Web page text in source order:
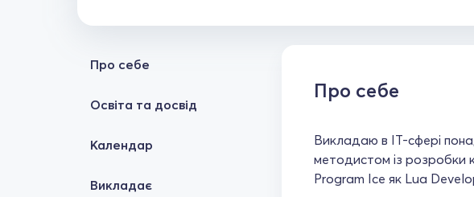
Про себе
Освіта та досвід
Календар
Викладає
Про себе
Викладаю в ІТ-сфері
методистом із розробки
Program Ice як Lua